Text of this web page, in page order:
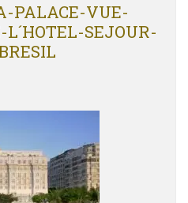
PALACE-VUE-
SEJOUR-